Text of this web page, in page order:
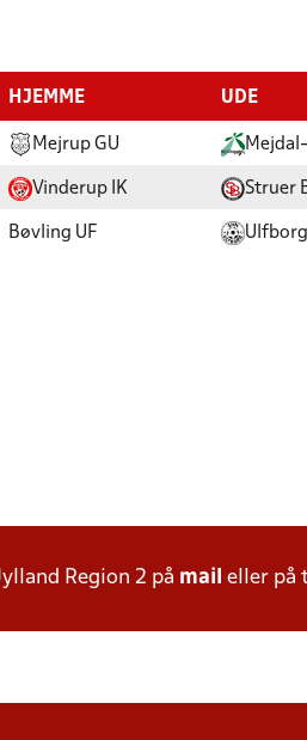
HJEMME UDE
Mejrup GU
Vinderup IK Struer
Bøvling UF
Region 2 på mail eller